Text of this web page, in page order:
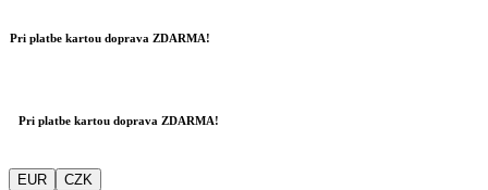
Pri platbe kartou doprava ZDARMA!
Pri platbe kartou doprava ZDARMA!
EUR CZK